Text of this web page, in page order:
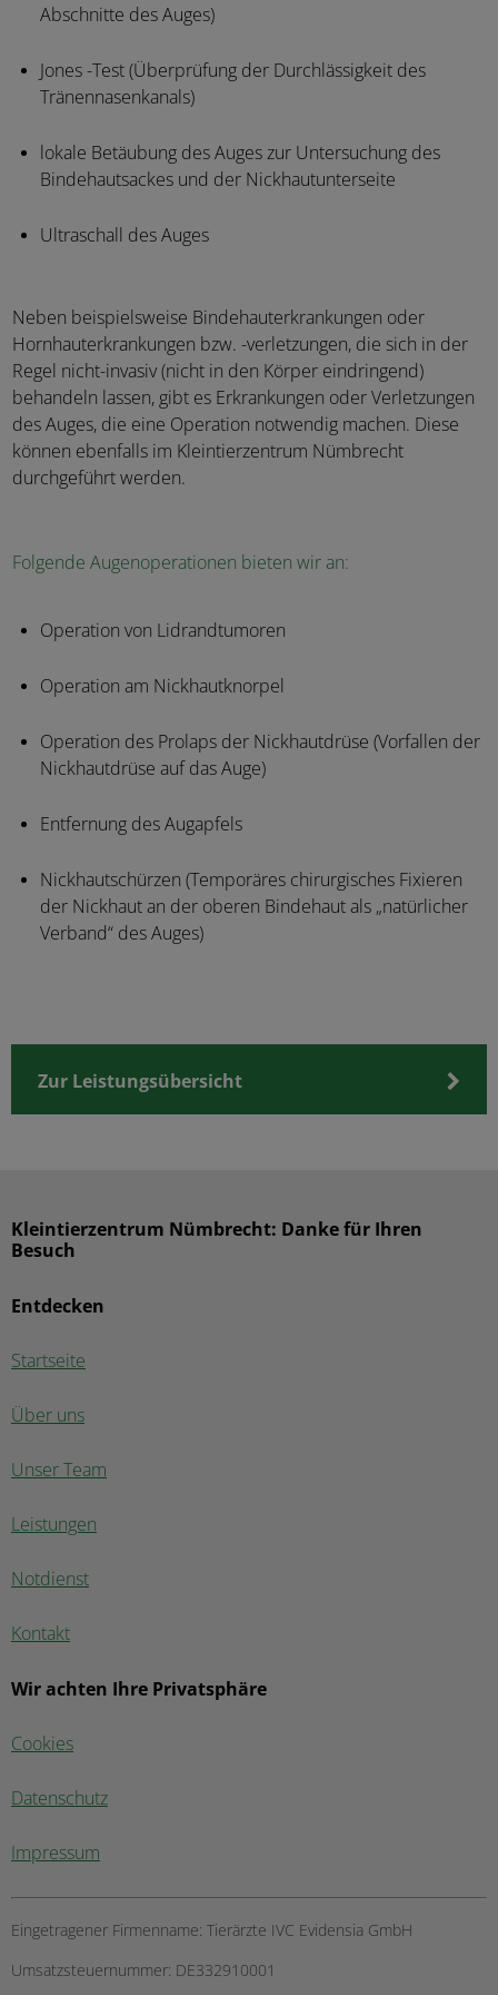
Abschnitte des Auges)
Jones -Test (Überprüfung der Durchlässigkeit des
Tränennasenkanals)
lokale Betäubung des Auges zur Untersuchung des
Bindehautsackes und der Nickhautunterseite
Ultraschall des Auges
Neben beispielsweise Bindehauterkrankungen oder
Hornhauterkrankungen bzw. -verletzungen, die sich in der
Regel nicht-invasiv (nicht in den Körper eindringend)
behandeln lassen, gibt es Erkrankungen oder Verletzungen
des Auges, die eine Operation notwendig machen. Diese
können ebenfalls im Kleintierzentrum Nümbrecht
durchgeführt werden.
Folgende Augenoperationen bieten wir an:
Operation von Lidrandtumoren
Operation am Nickhautknorpel
Operation des Prolaps der Nickhautdrüse (Vorfallen der
Nickhautdrüse auf das Auge)
Entfernung des Augapfels
Nickhautschürzen (Temporäres chirurgisches Fixieren
der Nickhaut an der oberen Bindehaut als „natürlicher
Verband“ des Auges)
Zur Leistungsübersicht
Entdecken
Startseite
Über uns
Unser Team
Leistungen
Notdienst
Kontakt
Wir achten Ihre Privatsphäre
Cookies
Datenschutz
Impressum
Kleintierzentrum Nümbrecht: Danke für Ihren
Besuch
Eingetragener Firmenname: Tierärzte IVC Evidensia GmbH
Umsatzsteuernummer: DE332910001